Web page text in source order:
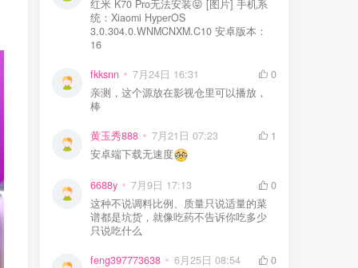
红米 K70 Pro无法安装😝 [图片] 手机系
统：Xiaomi HyperOS
3.0.304.0.WNMCNXM.C10 安卓版本：
16
fkksnn 7月24日 16:31
0
亲测，这个源放在影视仓里可以播放，
棒
黄玉秀888 7月21日 07:23
1
安卓端下载无速度
6688y 7月9日 17:13
0
这种不说调料比例、质量只说适量的菜
谱都是坑货，就像吃药不告诉你吃多少
只说吃什么
feng397773638 6月25日 08:54
0